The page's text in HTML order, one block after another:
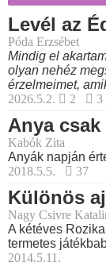
Levél az
Póda Erzsébet
Mindig el
olyan nehéz
érzelmeimet,
2026.5.2.
2 3
Anya
Kabók Zita
Anyák napján
2018.5.5.
37
Különös
Nagy Csivre
A kétéves
termetes
2014.5.11.